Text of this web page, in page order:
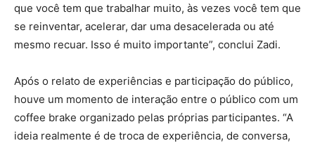
que você tem que trabalhar muito, às vezes você tem que
se reinventar, acelerar, dar uma desacelerada ou até
mesmo recuar. Isso é muito importante”, conclui Zadi.
Após o relato de experiências e participação do público,
houve um momento de interação entre o público com um
coffee brake organizado pelas próprias participantes. “A
ideia realmente é de troca de experiência, de conversa,